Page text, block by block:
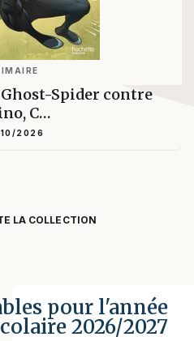
Spider contre
C…
2026
LA COLLECTION
pour l'année
2026/2027